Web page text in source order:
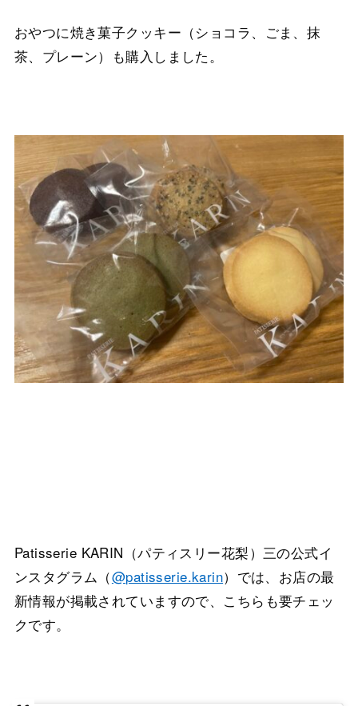
おやつに焼き菓子クッキー（ショコラ、ごま、抹
茶、プレーン）も購入しました。
Patisserie KARIN（パティスリー花梨）三の公式イ
ンスタグラム（@patisserie.karin）では、お店の最
新情報が掲載されていますので、こちらも要チェッ
クです。